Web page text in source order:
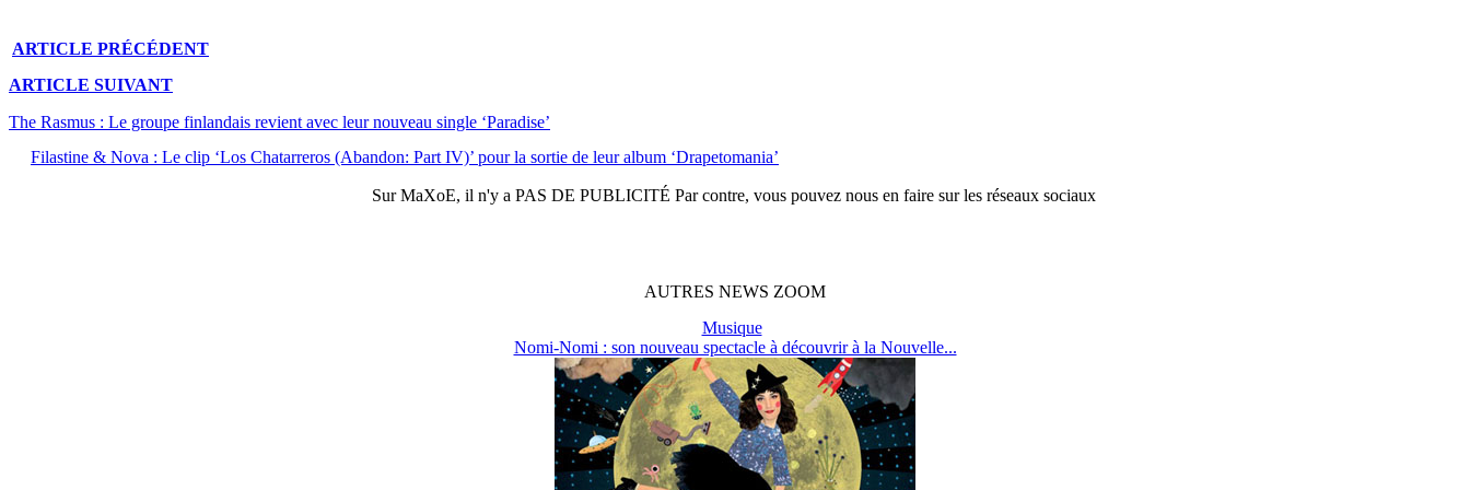
ARTICLE PRÉCÉDENT
ARTICLE SUIVANT
The Rasmus : Le groupe finlandais revient avec leur nouveau single ‘Paradise’
Filastine & Nova : Le clip ‘Los Chatarreros (Abandon: Part IV)’ pour la sortie de leur album ‘Drapetomania’
SurMaXoE, il n'y a PAS DE PUBLICITÉ Par contre, vous pouvez nous en faire sur les réseaux sociaux
AUTRES NEWS ZOOM
Musique
Nomi-Nomi : son nouveau spectacle à découvrir à la Nouvelle...